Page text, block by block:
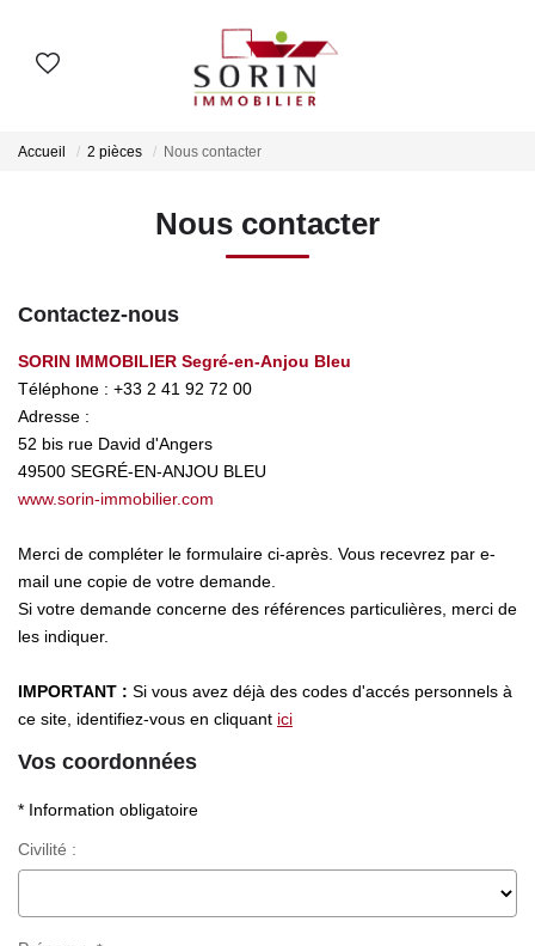
Notre Histoire
Estimation En Ligne
Estimation En Présentiel
LOUER
Gestion
Syndic
Accueil 2 pièces Nous contacter
Nous contacter
Contactez-nous
SORIN IMMOBILIER Segré-en-Anjou Bleu
Téléphone : +33 2 41 92 72 00
Adresse :
52 bis rue David d'Angers
49500 SEGRÉ-EN-ANJOU BLEU
www.sorin-immobilier.com
Merci de compléter le formulaire ci-après. Vous recevrez par e-
mail une copie de votre demande.
Si votre demande concerne des références particulières, merci de
les indiquer.
IMPORTANT : Si vous avez déjà des codes d'accés personnels à
ce site, identifiez-vous en cliquant ici
Vos coordonnées
* Information obligatoire
Civilité :